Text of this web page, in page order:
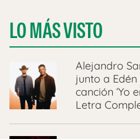
LO MÁS VISTO
Alejandro
junto a
canción ‘Yo
Letra